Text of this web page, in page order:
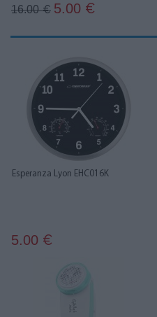
16.00€ 5.00 €
Esperanza Lyon EHC016K
5.00 €